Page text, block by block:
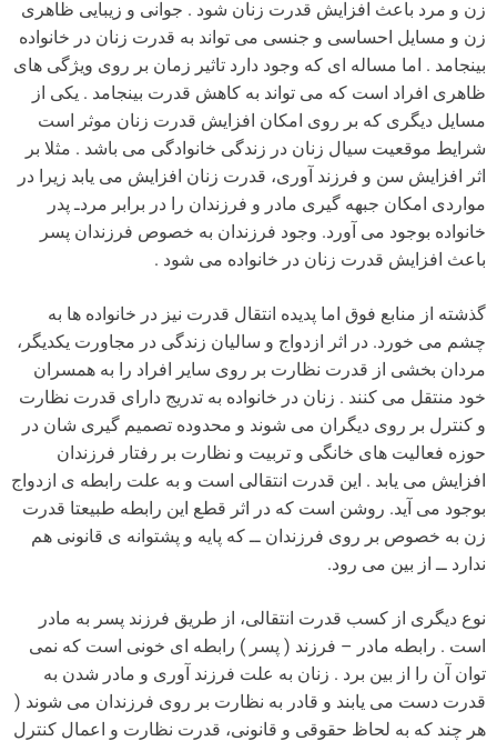
زن و مرد باعث افزایش قدرت زنان شود . جوانی و زیبایی ظاهری
زن و مسایل احساسی و جنسی می تواند به قدرت زنان در خانواده
بینجامد . اما مساله ای که وجود دارد تاثیر زمان بر روی ویژگی های
ظاهری افراد است که می تواند به کاهش قدرت بینجامد . یکی از
مسایل دیگری که بر روی امکان افزایش قدرت زنان موثر است
شرایط موقعیت سیال زنان در زندگی خانوادگی می باشد . مثلا بر
اثر افزایش سن و فرزند آوری، قدرت زنان افزایش می یابد زیرا در
مواردی امکان جبهه گیری مادر و فرزندان را در برابر مردـ پدر
خانواده بوجود می آورد. وجود فرزندان به خصوص فرزندان پسر
باعث افزایش قدرت زنان در خانواده می شود .
گذشته از منابع فوق اما پدیده انتقال قدرت نیز در خانواده ها به
چشم می خورد. در اثر ازدواج و سالیان زندگی در مجاورت یکدیگر،
مردان بخشی از قدرت نظارت بر روی سایر افراد را به همسران
خود منتقل می کنند . زنان در خانواده به تدریج دارای قدرت نظارت
و کنترل بر روی دیگران می شوند و محدوده تصمیم گیری شان در
حوزه فعالیت های خانگی و تربیت و نظارت بر رفتار فرزندان
افزایش می یابد . این قدرت انتقالی است و به علت رابطه ی ازدواج
بوجود می آید. روشن است که در اثر قطع این رابطه طبیعتا قدرت
زن به خصوص بر روی فرزندان ــ که پایه و پشتوانه ی قانونی هم
ندارد ــ از بین می رود.
نوع دیگری از کسب قدرت انتقالی، از طریق فرزند پسر به مادر
است . رابطه مادر – فرزند ( پسر ) رابطه ای خونی است که نمی
توان آن را از بین برد . زنان به علت فرزند آوری و مادر شدن به
قدرت دست می یابند و قادر به نظارت بر روی فرزندان می شوند (
هر چند که به لحاظ حقوقی و قانونی، قدرت نظارت و اعمال کنترل